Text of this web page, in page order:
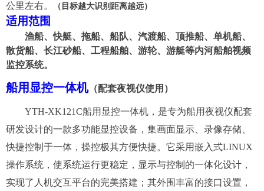
公里左右。
（ 目标越大识别距离越远）
适用范围
渔船、快艇、 拖船、船队、汽渡船、顶推船、单机船、
散货船、长江砂船、工程船舶、游轮、 游艇等内河船舶视频
监控系统。
船用显控一体机（配套夜视仪使用）
YTH-XK121C船用显控一体机，是专为船用夜视仪配套
研发设计的一款多功能显控设备，集画面显示、录像存储、
快捷控制于一体，操控极其方便快捷。它采用嵌入式LINUX
操作系统，使系统运行更稳定，显示与控制的一体化设计，
实现了人机交互平台的完美搭建；其外围丰富的接口设置，